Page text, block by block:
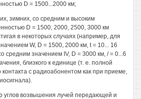
D = 1500...2000 км;
зимних, со средним и высоким
D = 1500, 2000, 2500, 3000 км
в некоторых случаях (например, для
W, D = 1500, 2000 км, t = 10... 16
средним значением IV, D = 3000 км, / = 0...6
близкого к единице (т. е. полной
контакта с радиоабонентом как при приеме,
углов возвышения лучей передающей и